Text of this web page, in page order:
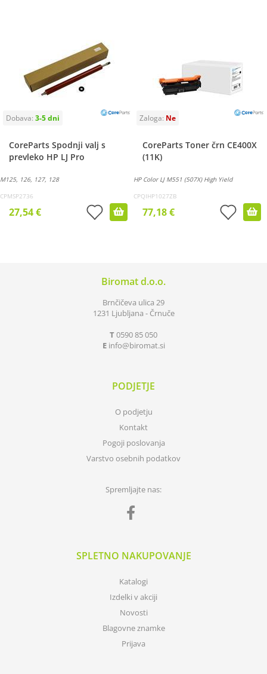
CoreParts Spodnji valj s
prevleko HP LJ Pro
M125, 126, 127, 128
CPMSP2736
27,54 €
CoreParts Toner črn CE400X
(11K)
HP Color LJ M551 (507X) High Yield
CPQIHP1027ZB
77,18 €
Biromat d.o.o.
Brnčičeva ulica 29
1231 Ljubljana - Črnuče
T0590 85 050
E info biromat.si
PODJETJE
O podjetju
Kontakt
Pogoji poslovanja
Varstvo osebnih podatkov
Spremljajte nas:
SPLETNO NAKUPOVANJE
Katalogi
Izdelki v akciji
Novosti
Blagovne znamke
Prijava